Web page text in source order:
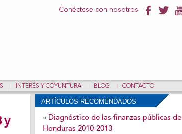
Conéctese con nosotros
INTERÉS Y COYUNTURA BLOG CONTACTO
y
ARTÍCULOS RECOMENDADOS
» Diagnóstico de las finanzas públicas de
Honduras 2010-2013